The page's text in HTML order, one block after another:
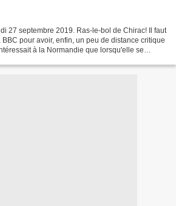
27 septembre 2019. Ras-le-bol de Chirac! Il faut
pour avoir, enfin, un peu de distance critique
à la Normandie que lorsqu'elle se